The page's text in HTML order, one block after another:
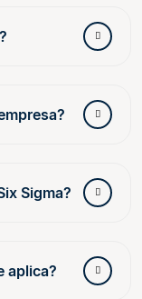
Sigma?
aplica?